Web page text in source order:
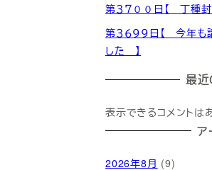
第３７００日【 丁種
第３６９９日【 今年
した 】
最近
表示できるコメントは
ア
2026年8月 (9)